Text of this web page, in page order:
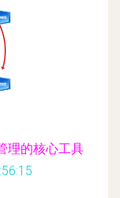
理的核心工具